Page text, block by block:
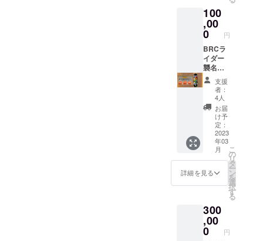
利用可
能で
す。 お
礼の手
紙は支
援して
くだ
さった
お礼と
して手
紙を郵
送いた
します
という
肩書き
をBRC
が公認
するも
ので
す。
BRCを
支援し
てい
て、
BRCを
愛する
ライ
ダー、
スケー
ターだ
よ！と
いう自
己ア
につな
げるも
のです
100
,00
0 円
BRCラ
イダー
襲名権
+スケー
トボー
ドコン
プリー
ト1セッ
プリー
トセッ
ト内容
デッ
キ、ト
ラッ
ク、
ル、ベ
アリン
グ、
デッキ
支援
者：
4人
お届
け予
定：
2023
年03
月
詳細を見る
こ
の
リ
タ
ー
ン
を
選
択
す
る
300
,00
0 円